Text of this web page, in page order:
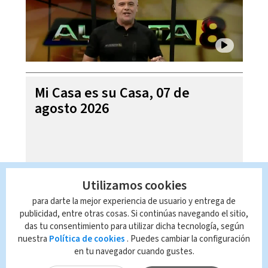
Mi Casa es su Casa, 07 de
agosto 2026
Utilizamos cookies
para darte la mejor experiencia de usuario y entrega de
publicidad, entre otras cosas. Si continúas navegando el sitio,
das tu consentimiento para utilizar dicha tecnología, según
nuestra Política de cookies . Puedes cambiar la configuración
en tu navegador cuando gustes.